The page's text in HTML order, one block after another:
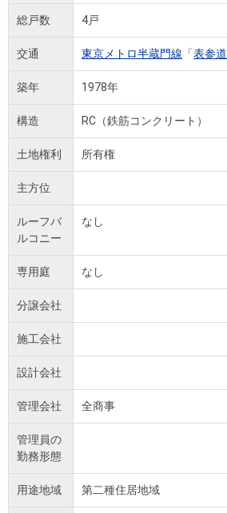
総戸数 4戸
交通 東京メトロ半蔵門線 「表参道
築年 1978年
構造 RC（鉄筋コンクリート）
土地権利 所有権
主方位
ルーフバ
ルコニー
なし
専用庭 なし
分譲会社
施工会社
設計会社
管理会社 全商事
管理員の
勤務形態
用途地域 第二種住居地域